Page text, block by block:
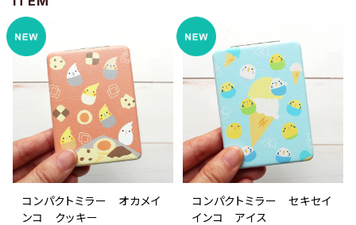
コンパクトミラー オカメイ
ンコ クッキー
コンパクトミラー セキセイ
インコ アイス